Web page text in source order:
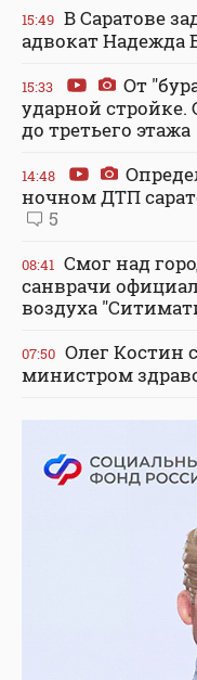
15:49 В Саратове
адвокат Надежда
15:33
От
ударной стройке.
до третьего этажа
14:48
ночном ДТП
5
08:41 Смог над
санврачи
воздуха
07:50 Олег Костин
министром